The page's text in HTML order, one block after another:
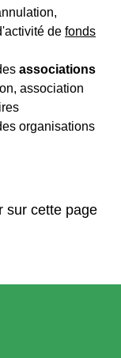
de fonds
associations
association
organisations
sur cette page